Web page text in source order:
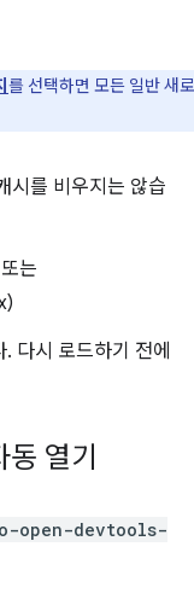
를 선택하면 모든 일반 새
시를 비우지는 않습
는
. 다시 로드하기 전에
열기
open-devtools-